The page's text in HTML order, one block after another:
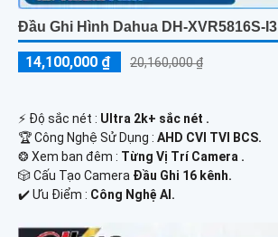
Đầu Ghi Hình Dahua DH-XVR5816S-I3
14,100,000 ₫ 20,160,000 ₫
️⚡ Độ sắc nét : Ultra 2k+ sắc nét .
🏆 Công Nghệ Sử Dụng : AHD CVI TVI BCS.
❂ Xem ban đêm : Từng Vị Trí Camera .
🎲 Cấu Tạo Camera Đầu Ghi 16 kênh.
️✔️ Ưu Điểm : Công Nghệ AI.